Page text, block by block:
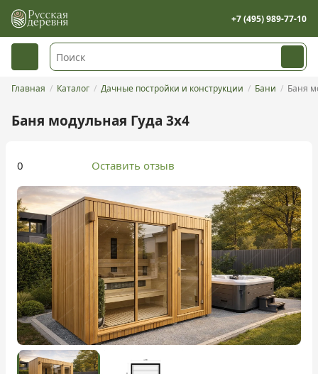
+7 (495) 989-77-10
Главная Каталог Дачные постройки и конструкции Бани Баня
Баня модульная Гуда 3х4
0 Оставить отзыв